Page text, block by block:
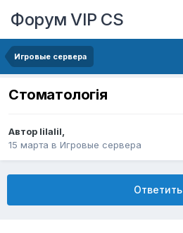
Форум VIP CS
Игровые сервера
Стоматологія
Автор lilalil,
15 марта в Игровые сервера
Ответить